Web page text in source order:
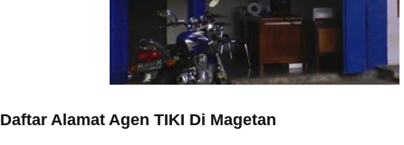
Daftar Alamat Agen TIKI Di Magetan